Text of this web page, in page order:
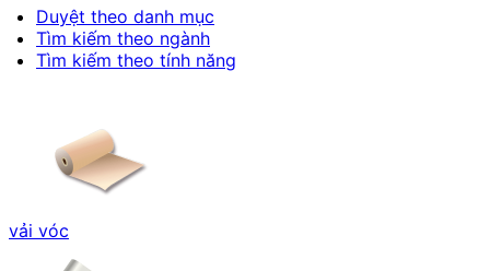
Duyệt theo danh mục
Tìm kiếm theo ngành
Tìm kiếm theo tính năng
vải vóc